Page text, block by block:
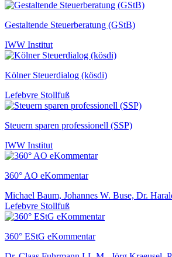
Gestaltende Steuerberatung (GStB)
IWW Institut
Kölner Steuerdialog (kösdi)
Lefebvre Stollfuß
Steuern sparen professionell (SSP)
IWW Institut
360° AO eKommentar
Michael Baum, Johannes W. Buse, Dr.
Lefebvre Stollfuß
360° EStG eKommentar